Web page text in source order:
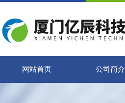
网站首页 公司简介